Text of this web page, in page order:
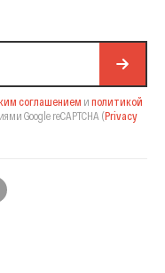
соглашением и политикой
Google reCAPTCHA (Privacy